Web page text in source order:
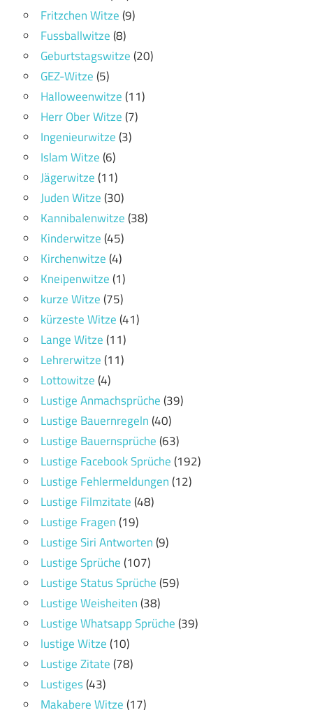
Fritzchen Witze(9)
Fussballwitze(8)
Geburtstagswitze(20)
GEZ-Witze(5)
Halloweenwitze(11)
Herr Ober Witze(7)
Ingenieurwitze(3)
Islam Witze(6)
Jägerwitze(11)
Juden Witze(30)
Kannibalenwitze(38)
Kinderwitze(45)
Kirchenwitze(4)
Kneipenwitze(1)
kurze Witze(75)
kürzeste Witze(41)
Lange Witze(11)
Lehrerwitze(11)
Lottowitze(4)
Lustige Anmachsprüche(39)
Lustige Bauernregeln(40)
Lustige Bauernsprüche(63)
Lustige Facebook Sprüche(192)
Lustige Fehlermeldungen(12)
Lustige Filmzitate(48)
Lustige Fragen(19)
Lustige Siri Antworten(9)
Lustige Sprüche(107)
Lustige Status Sprüche(59)
Lustige Weisheiten(38)
Lustige Whatsapp Sprüche(39)
lustige Witze(10)
Lustige Zitate(78)
Lustiges(43)
Makabere Witze(17)